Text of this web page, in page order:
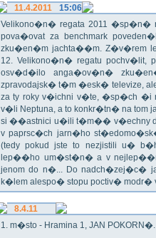
11.4.2011
15:06
Velikono�n� regata 2011 �sp�n�
pova�ovat za benchmark
zku�en�m jachta��m. Z�v�rem
12. Velikono�n� regatu
osv�d�ilo anga�ov�n�
zpravodajsk� t�m �esk� televize,
za ty roky v�ichni v�te, �sp�ch
v�li Neptuna, a to konkr�tn� na tom
si ��astnici u�ili t�m�� v�echny
v paprsc�ch jarn�ho
(tedy pokud jste to nezjistili u�
lep��ho um�st�n� a v
jenom do n�... Do nadch�zej�c�
k�lem alespo� stopu poctiv�
8.4.11
1. m�sto - Hramina 1, JAN